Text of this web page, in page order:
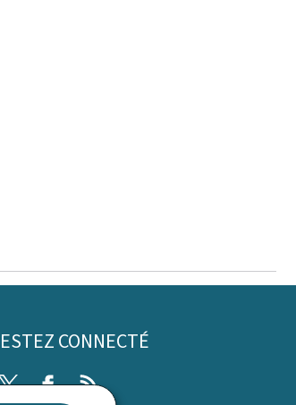
CONNECTÉ
TwitterFacebook
RSS